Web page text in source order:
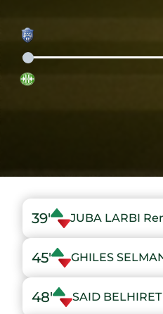
39' JUBA LARBI
45' GHILES
48' SAID